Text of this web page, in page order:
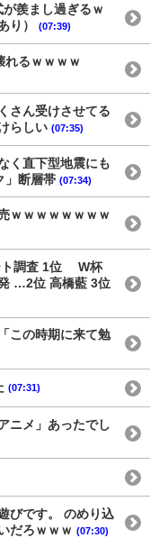
羨まし過ぎるｗ
り）
(07:39)
れるｗｗｗｗ
さん受けさせてる
らしい (07:35)
く直下型地震にも
」断層帯 (07:34)
ｗｗｗｗｗｗｗｗ
ト調査 1位 W杯
…2位 高橋藍 3位
この時期に来て勉
(07:31)
ニメ」あったでし
びです。 のめり込
だろｗｗｗ (07:30)